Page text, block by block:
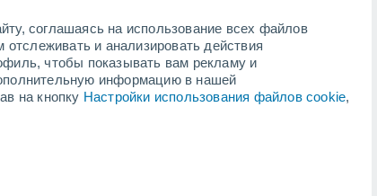
соглашаясь на использование всех файлов
и анализировать действия
чтобы показывать вам рекламу и
информацию в нашей
на кнопку Настройки использования файлов cookie,